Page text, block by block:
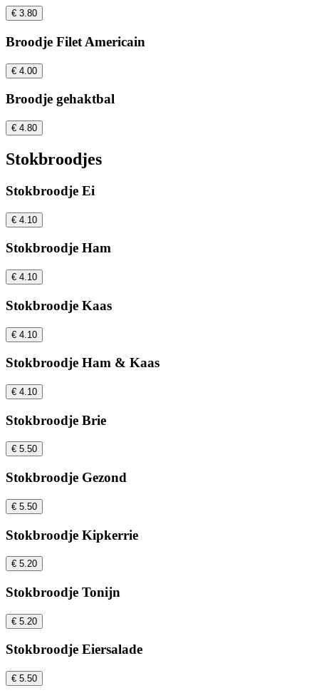
€ 3.80
Broodje Filet Americain
€ 4.00
Broodje gehaktbal
€ 4.80
Stokbroodjes
Stokbroodje Ei
€ 4.10
Stokbroodje Ham
€ 4.10
Stokbroodje Kaas
€ 4.10
Stokbroodje Ham & Kaas
€ 4.10
Stokbroodje Brie
€ 5.50
Stokbroodje Gezond
€ 5.50
Stokbroodje Kipkerrie
€ 5.20
Stokbroodje Tonijn
€ 5.20
Stokbroodje Eiersalade
€ 5.50